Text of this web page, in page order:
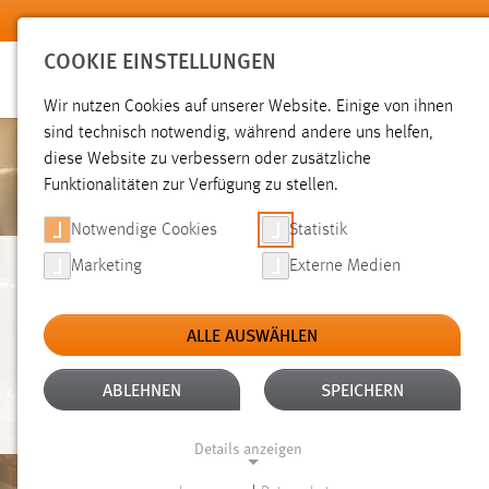
Zum Hauptinhalt springen
UND GESUNDHEIT
COOKIE EINSTELLUNGEN
Wir nutzen Cookies auf unserer Website. Einige von ihnen
sind technisch notwendig, während andere uns helfen,
diese Website zu verbessern oder zusätzliche
Funktionalitäten zur Verfügung zu stellen.
Notwendige Cookies Statistik
Marketing Externe Medien
ALLE AUSWÄHLEN
ABLEHNEN SPEICHERN
Details anzeigen